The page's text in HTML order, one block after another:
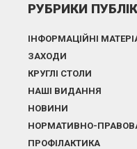
РУБРИКИ
ІНФОРМАЦІЙНІ
ЗАХОДИ
КРУГЛІ СТОЛИ
НАШІ ВИДАННЯ
НОВИНИ
НОРМАТИВНО-ПРАВОВА
ПРОФІЛАКТИКА